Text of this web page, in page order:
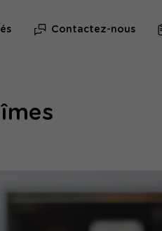
Contactez-nous